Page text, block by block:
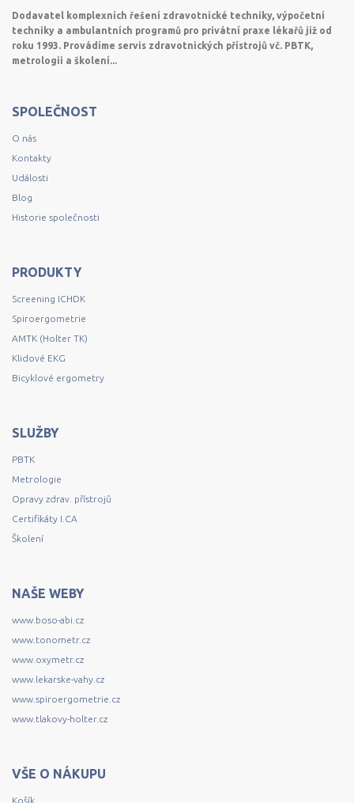
Dodavatel komplexních řešení zdravotnické techniky, výpočetní
techniky a ambulantních programů pro privátní praxe lékařů již od
roku 1993. Provádíme servis zdravotnických přístrojů vč. PBTK,
metrologii a školení...
SPOLEČNOST
O nás
Kontakty
Události
Blog
Historie společnosti
PRODUKTY
Screening ICHDK
Spiroergometrie
AMTK (Holter TK)
Klidové EKG
Bicyklové ergometry
SLUŽBY
PBTK
Metrologie
Opravy zdrav. přístrojů
Certifikáty I.CA
Školení
NAŠE WEBY
www.boso-abi.cz
www.tonometr.cz
www.oxymetr.cz
www.lekarske-vahy.cz
www.spiroergometrie.cz
www.tlakovy-holter.cz
VŠE O NÁKUPU
Košík